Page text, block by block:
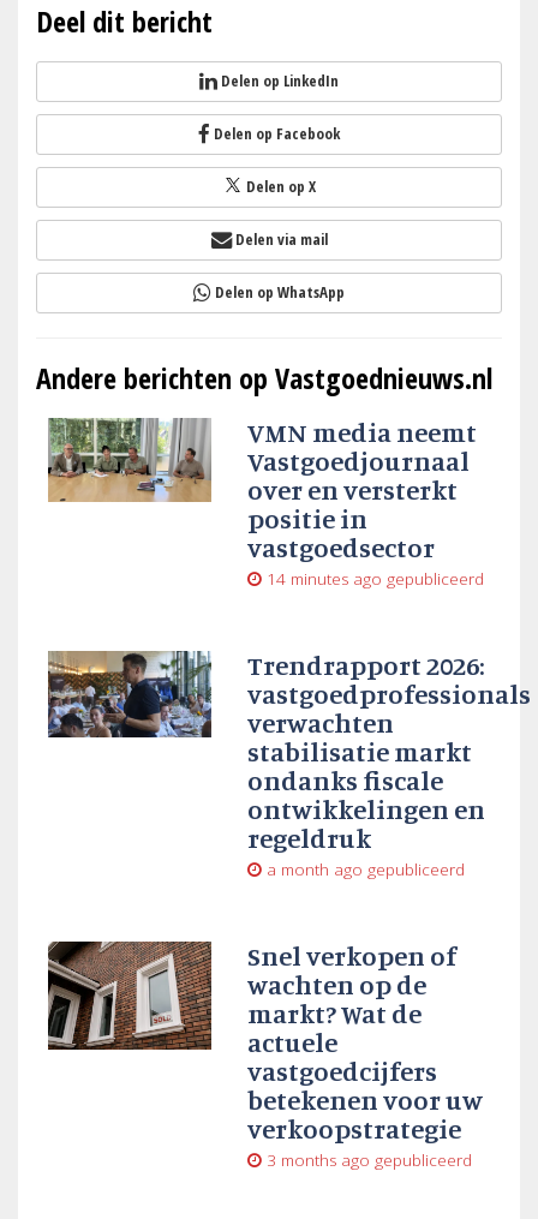
Deel dit bericht
Delen op LinkedIn
Delen op Facebook
Delen op X
Delen via mail
Delen op WhatsApp
Andere berichten op Vastgoednieuws.nl
VMN media neemt
Vastgoedjournaal
over en versterkt
positie in
vastgoedsector
14 minutes ago gepubliceerd
Trendrapport 2026:
vastgoedprofessionals
verwachten
stabilisatie markt
ondanks fiscale
ontwikkelingen en
regeldruk
a month ago gepubliceerd
Snel verkopen of
wachten op de
markt? Wat de
actuele
vastgoedcijfers
betekenen voor uw
verkoopstrategie
3 months ago gepubliceerd